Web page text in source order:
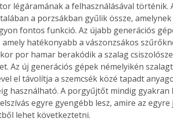
légáramának a felhasználásával történik.
a porzsákban gyűlik össze,
fontos funkció. Az újabb generációs
hatékonyabb a vászonzsákos
por hamar berakódik a szalag
Az új generációs gépek némelyikén
el távolítja a szemcsék közé tapadt
használható. A porgyűjtőt mindig
egyre gyengébb lesz, amire az
lehet következtetni.